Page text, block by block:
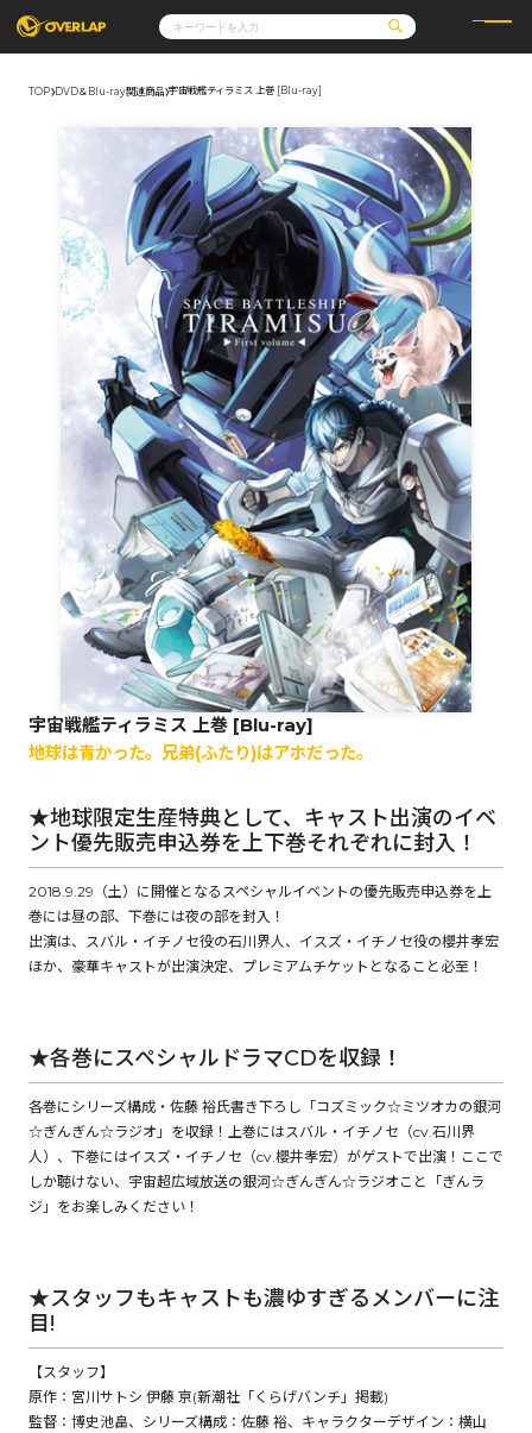
コミッククリエ
ノベルス
ノベルスf
ロサージュノベルス
その他
コミックエッセイ
ポケットモンスター
通販・NEWS
OVERLAP STORE
オーバーラップ広報室
企業
会社概要
採用情報
アクセス
オーバーラップホールディングス
お問い合わせはこちら
オーバーラップ文庫
オーバーラップノベルス
オーバーラップノベルスf
ロサージュノベルス
コミックガルド
リキューレ
コミックエッセイ
閉じる
TOP DVD＆Blu-ray関連商品 宇宙戦艦ティラミス 上巻 [Blu-ray]
宇宙戦艦ティラミス 上巻 [Blu-ray]
地球は青かった。兄弟(ふたり)はアホだった。
★地球限定生産特典として、キャスト出演のイベ
ント優先販売申込券を上下巻それぞれに封入！
2018.9.29（土）に開催となるスペシャルイベントの優先販売申込券を上
巻には昼の部、下巻には夜の部を封入！
出演は、スバル・イチノセ役の石川界人、イスズ・イチノセ役の櫻井孝宏
ほか、豪華キャストが出演決定、プレミアムチケットとなること必至！
★各巻にスペシャルドラマCDを収録！
各巻にシリーズ構成・佐藤 裕氏書き下ろし「コズミック☆ミツオカの銀河
☆ぎんぎん☆ラジオ」を収録！上巻にはスバル・イチノセ（cv.石川界
人）、下巻にはイスズ・イチノセ（cv.櫻井孝宏）がゲストで出演！ここで
しか聴けない、宇宙超広域放送の銀河☆ぎんぎん☆ラジオこと「ぎんラ
ジ」をお楽しみください！
★スタッフもキャストも濃ゆすぎるメンバーに注
目!
【スタッフ】
原作：宮川サトシ 伊藤 亰(新潮社「くらげバンチ」掲載)
監督：博史池畠、シリーズ構成：佐藤 裕、キャラクターデザイン：横山